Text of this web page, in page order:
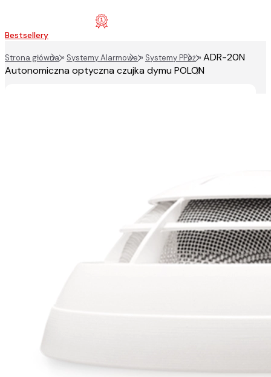
Bestsellery
Strona główna» Systemy Alarmowe» Systemy PPoż»ADR-20N
Autonomiczna optyczna czujka dymu POLON